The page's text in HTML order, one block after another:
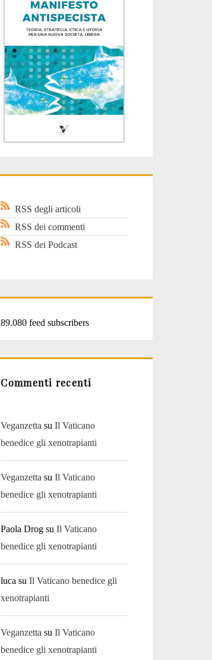
RSS degli articoli
RSS dei commenti
RSS dei Podcast
89.080 feed subscribers
Commenti recenti
Veganzetta suIl Vaticano
benedice gli xenotrapianti
Veganzetta suIl Vaticano
benedice gli xenotrapianti
Paola Drog suIl Vaticano
benedice gli xenotrapianti
luca suIl Vaticano benedice gli
xenotrapianti
Veganzetta suIl Vaticano
benedice gli xenotrapianti